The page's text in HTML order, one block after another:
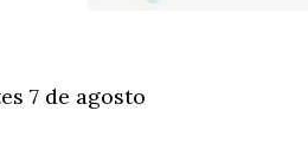
7 de agosto